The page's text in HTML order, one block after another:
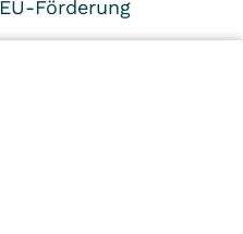
EU-Förderung